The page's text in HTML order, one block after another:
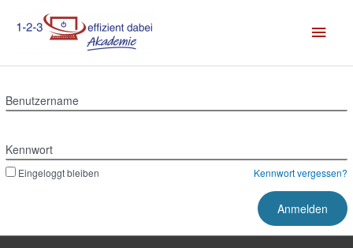
Inhalt
Benutzername
Kennwort
Eingeloggt bleiben Kennwort vergessen?